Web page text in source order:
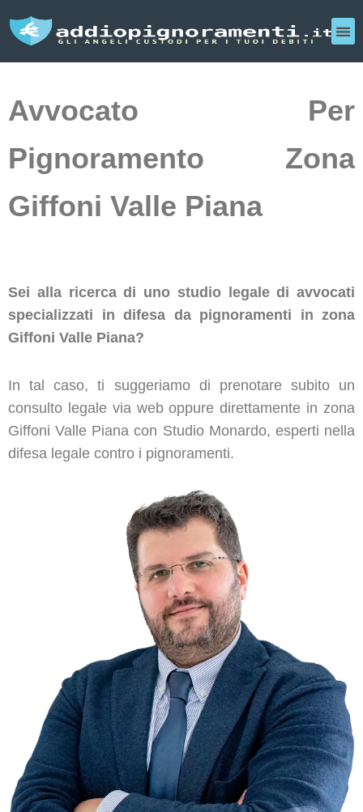
Avvocato Per
Pignoramento Zona
Giffoni Valle Piana
Sei alla ricerca di uno studio legale di avvocati
specializzati in difesa da pignoramenti in zona
Giffoni Valle Piana?
In tal caso, ti suggeriamo di prenotare subito un
consulto legale via web oppure direttamente in zona
Giffoni Valle Piana con Studio Monardo, esperti nella
difesa legale contro i pignoramenti.